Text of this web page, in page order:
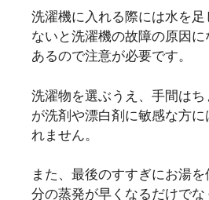
洗濯機に入れる際には水を
ないと洗濯機の故障の原因
あるので注意が必要です。
洗濯物を選ぶうえ、手間は
が洗剤や漂白剤に敏感な方
れません。
また、最後のすすぎにお湯
分の蒸発が早くなるだけで